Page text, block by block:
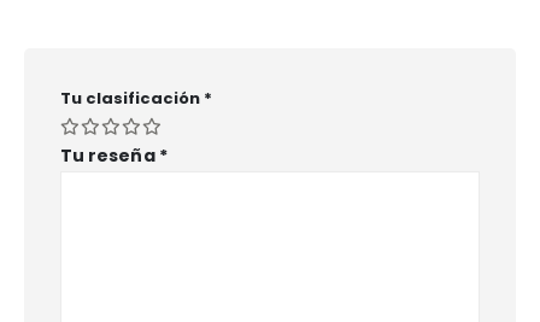
Tu clasificación *
Tu reseña *